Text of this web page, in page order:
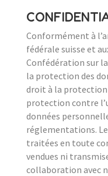
Conformément à
fédérale suisse et
Confédération sur
la protection des
droit à la protection
protection contre
données
réglementations.
traitées en toute
vendues ni
collaboration avec